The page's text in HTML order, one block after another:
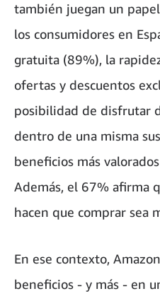
también juegan un
los consumidores en
gratuita (89%), la
ofertas y descuentos
posibilidad de disfrutar
dentro de una misma
beneficios más
Además, el 67% afirma
hacen que comprar sea
En ese contexto,
beneficios - y más - en